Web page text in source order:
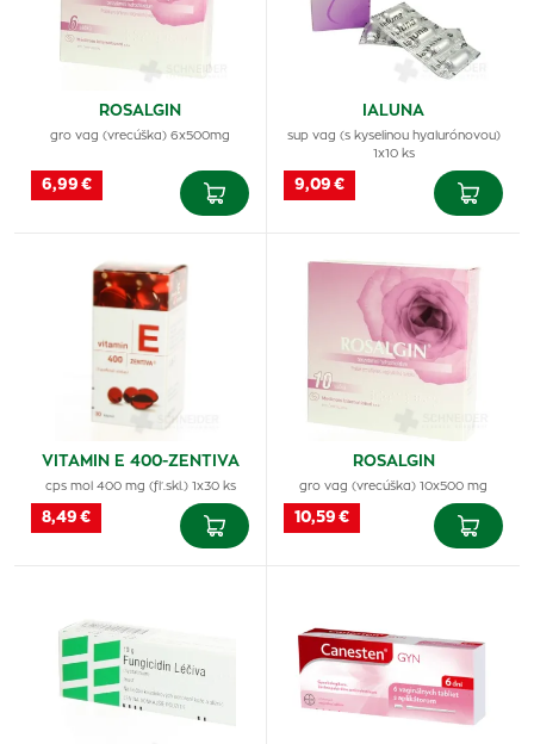
ROSALGIN
gro vag (vrecúška) 6x500mg
6,99 €
IALUNA
sup vag (s kyselinou hyalurónovou)
1x10 ks
9,09 €
VITAMIN E 400-ZENTIVA
cps mol 400 mg (fľ.skl.) 1x30 ks
8,49 €
ROSALGIN
gro vag (vrecúška) 10x500 mg
10,59 €